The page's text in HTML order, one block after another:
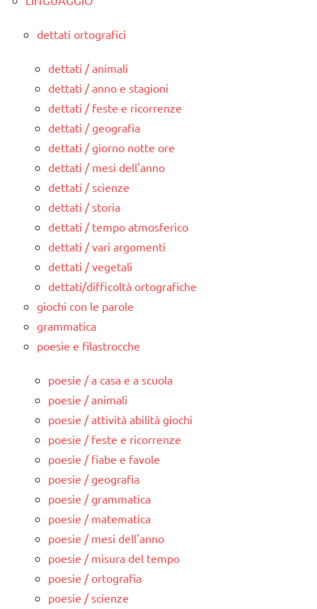
dettati ortografici
dettati / animali
dettati / anno e stagioni
dettati / feste e ricorrenze
dettati / geografia
dettati / giorno notte ore
dettati / mesi dell'anno
dettati / scienze
dettati / storia
dettati / tempo atmosferico
dettati / vari argomenti
dettati / vegetali
dettati/difficoltà ortografiche
giochi con le parole
grammatica
poesie e filastrocche
poesie / a casa e a scuola
poesie / animali
poesie / attività abilità giochi
poesie / feste e ricorrenze
poesie / fiabe e favole
poesie / geografia
poesie / grammatica
poesie / matematica
poesie / mesi dell'anno
poesie / misura del tempo
poesie / ortografia
poesie / scienze